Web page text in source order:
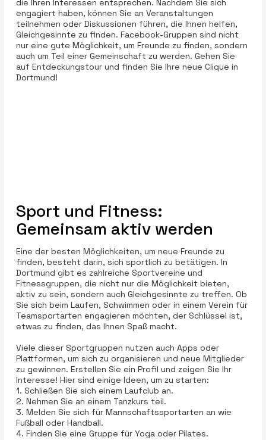
die Ihren Interessen entsprechen. Nachdem Sie sich
engagiert haben, können Sie an Veranstaltungen
teilnehmen oder Diskussionen führen, die Ihnen helfen,
Gleichgesinnte zu finden. Facebook-Gruppen sind nicht
nur eine gute Möglichkeit, um Freunde zu finden, sondern
auch um Teil einer Gemeinschaft zu werden. Gehen Sie
auf Entdeckungstour und finden Sie Ihre neue Clique in
Dortmund!
Sport und Fitness:
Gemeinsam aktiv werden
Eine der besten Möglichkeiten, um neue Freunde zu
finden, besteht darin, sich sportlich zu betätigen. In
Dortmund gibt es zahlreiche Sportvereine und
Fitnessgruppen, die nicht nur die Möglichkeit bieten,
aktiv zu sein, sondern auch Gleichgesinnte zu treffen. Ob
Sie sich beim Laufen, Schwimmen oder in einem Verein für
Teamsportarten engagieren möchten, der Schlüssel ist,
etwas zu finden, das Ihnen Spaß macht.
Viele dieser Sportgruppen nutzen auch Apps oder
Plattformen, um sich zu organisieren und neue Mitglieder
zu gewinnen. Erstellen Sie ein Profil und zeigen Sie Ihr
Interesse! Hier sind einige Ideen, um zu starten:
1. Schließen Sie sich einem Laufclub an.
2. Nehmen Sie an einem Tanzkurs teil.
3. Melden Sie sich für Mannschaftssportarten an wie
Fußball oder Handball.
4. Finden Sie eine Gruppe für Yoga oder Pilates.